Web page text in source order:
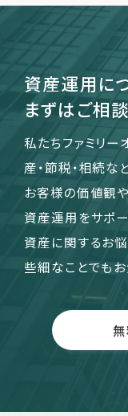
資産運用に
まずはご相談
私たちファミリー
産・節税・相続な
お客様の価値観
資産運用をサポー
資産に関するお
些細なことでもお